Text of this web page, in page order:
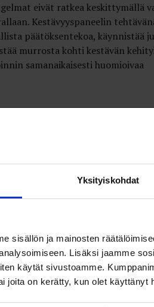
Yksityiskohdat
sisällön ja mainosten
Lisäksi jaamme
käytät sivustoamme.
joita on kerätty, kun olet käyttänyt
eivät ratkea keskittymällä
Kestävyyspaneelin
päätöksentekoa, käynnistää
murrosta kohti kestävän
samanaikaisesti huomioivaa
ammattilaisia, jotka
ja lujittamiseen.
kuin tulipalo
Ari Törmä pitää suurimpana
tekijää eli käyttäjiä, jotka
tietoja väärällä tavalla tai
poistaa tietoa näkyvistä.